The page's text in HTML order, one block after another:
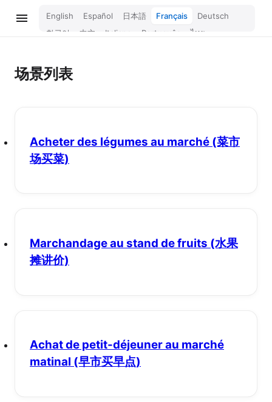
English Español 日本語 Français
Deutsch
한국어
中文 Italiano Português
ไทย
Bahasa Indonesia
场景列表
Acheter des légumes au marché (菜市
场买菜)
Marchandage au stand de fruits (水果
摊讲价)
Achat de petit-déjeuner au marché
matinal (早市买早点)